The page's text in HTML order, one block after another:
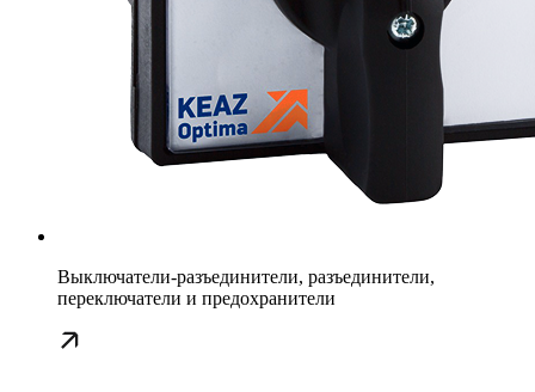
Выключатели-разъединители, разъединители,
переключатели и предохранители